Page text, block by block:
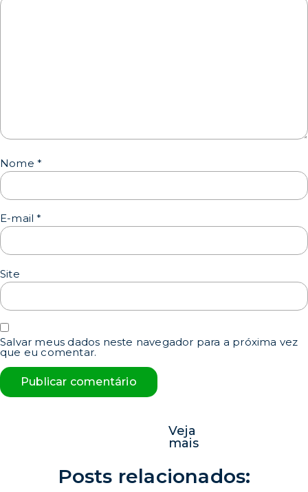
Nome *
E-mail*
Site
Salvar meus dados neste navegador para a próxima vez
que eu comentar.
Veja
mais
Posts relacionados: